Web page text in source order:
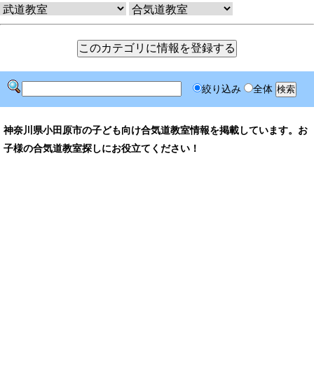
絞り込み 全体
神奈川県小田原市の子ども向け合気道教室情報を掲載しています。お
子様の合気道教室探しにお役立てください！